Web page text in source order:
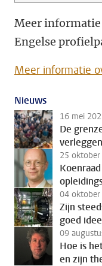
Meer informatie
Engelse
Meer informatie
Nieuws
16 mei
De
verleggen
25
04
Zijn
goed
09
Hoe is
en zijn